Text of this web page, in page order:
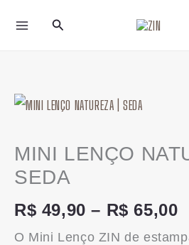
para
Pesquisar
MINI LENÇO
SEDA
R$ 49,90 – R$ 65,00
O Mini Lenço ZIN de
MINI
NATUREZA
|
quantidade